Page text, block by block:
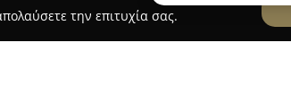
την επιτυχία σας.